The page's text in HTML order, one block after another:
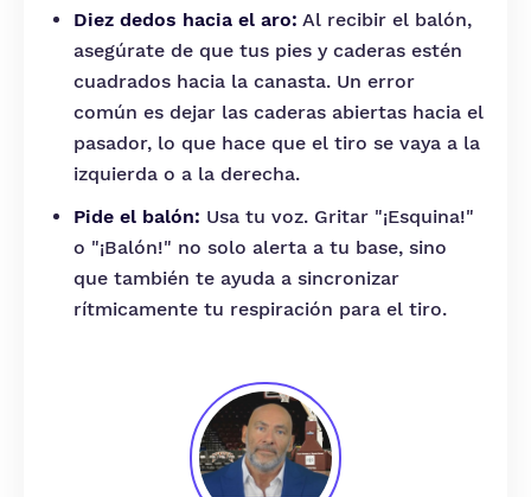
Diez dedos hacia el aro: Al recibir el balón,
asegúrate de que tus pies y caderas estén
cuadrados hacia la canasta. Un error
común es dejar las caderas abiertas hacia el
pasador, lo que hace que el tiro se vaya a la
izquierda o a la derecha.
Pide el balón: Usa tu voz. Gritar "¡Esquina!"
o "¡Balón!" no solo alerta a tu base, sino
que también te ayuda a sincronizar
rítmicamente tu respiración para el tiro.